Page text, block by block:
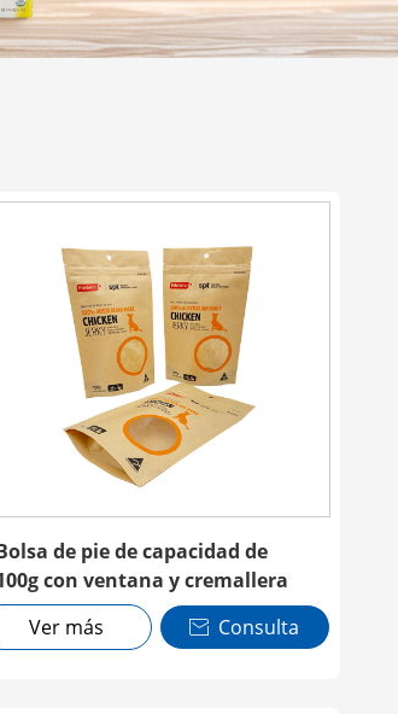
de pie de capacidad de
con ventana y cremallera
Ver más
 Consulta